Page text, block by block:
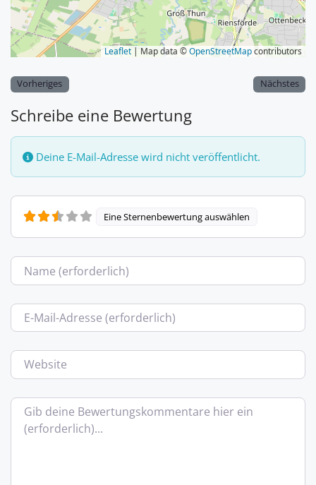
Leaflet | Map data ©OpenStreetMapcontributors
Vorheriges Nächstes
Schreibe eine Bewertung
Deine E-Mail-Adresse wird nicht veröffentlicht.
Eine Sternenbewertung auswählen
Name
E-Mail
Website
Bewertungstext